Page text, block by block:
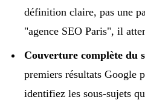
définition claire, pas une
"agence SEO Paris", il
Couverture complète du
premiers résultats Google
identifiez les sous-sujets